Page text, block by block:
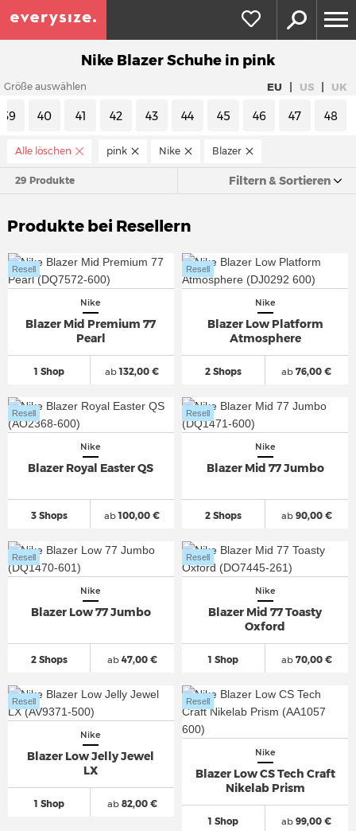
Nike Blazer Schuhe in pink
Größe auswählen EU | US | UK
39 40 41 42 43 44 45 46 47 48
Alle löschen pink Nike Blazer
29 Produkte Filtern & Sortieren
Produkte bei Resellern
Nike
Blazer Mid Premium 77
Pearl
1 Shop
Resell
ab132,00 €
Nike
Blazer Low Platform
Atmosphere
2 Shops
Resell
ab 76,00 €
Nike
Blazer Royal Easter QS
3 Shops
Resell
ab100,00 €
Nike
Blazer Mid 77 Jumbo
2 Shops
Resell
ab90,00 €
Nike
Blazer Low 77 Jumbo
2 Shops
Resell
ab47,00 €
Nike
Blazer Mid 77 Toasty
Oxford
1 Shop
Resell
ab70,00 €
Nike
Blazer Low Jelly Jewel
LX
1 Shop
Resell
ab82,00 €
Nike
Blazer Low CS Tech Craft
Nikelab Prism
1 Shop
Resell
ab 99,00 €